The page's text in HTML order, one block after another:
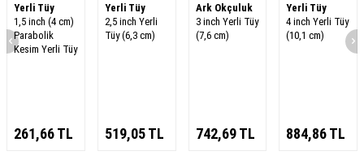
Yerli Tüy
1,5 inch (4 cm)
Parabolik
Kesim Yerli Tüy
261,66TL
Yerli Tüy
2,5 inch Yerli
Tüy (6,3 cm)
519,05TL
Ark Okçuluk
3 inch Yerli Tüy
(7,6 cm)
742,69TL
Yerli Tüy
4 inch Yerli Tüy
(10,1 cm)
884,86TL